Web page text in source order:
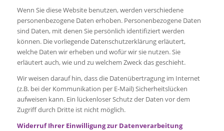
Wenn Sie diese Website benutzen, werden verschiedene
personenbezogene Daten erhoben. Personenbezogene Daten
sind Daten, mit denen Sie persönlich identifiziert werden
können. Die vorliegende Datenschutzerklärung erläutert,
welche Daten wir erheben und wofür wir sie nutzen. Sie
erläutert auch, wie und zu welchem Zweck das geschieht.
Wir weisen darauf hin, dass die Datenübertragung im Internet
(z.B. bei der Kommunikation per E-Mail) Sicherheitslücken
aufweisen kann. Ein lückenloser Schutz der Daten vor dem
Zugriff durch Dritte ist nicht möglich.
Widerruf Ihrer Einwilligung zur Datenverarbeitung